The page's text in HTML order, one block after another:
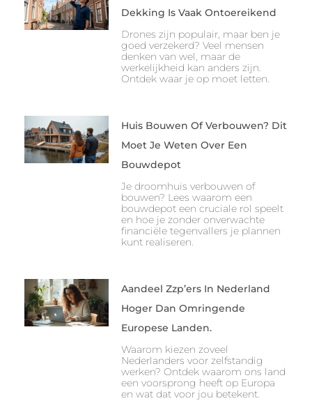
Dekking Is Vaak Ontoereikend
Drones zijn populair, maar ben je
goed verzekerd? Veel mensen
denken van wel, maar de
werkelijkheid kan anders zijn.
Ontdek waar je op moet letten.
Huis Bouwen Of Verbouwen? Dit
Moet Je Weten Over Een
Bouwdepot
Je droomhuis verbouwen of
bouwen? Lees waarom een
bouwdepot een cruciale rol speelt
en hoe je zonder onverwachte
financiële tegenvallers je plannen
kunt realiseren.
Aandeel Zzp’ers In Nederland
Hoger Dan Omringende
Europese Landen.
Waarom kiezen zoveel
Nederlanders voor zelfstandig
werken? Ontdek waarom ons land
een voorsprong heeft op Europa
en wat dat voor jou betekent.